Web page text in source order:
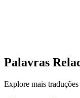
Palavras
Explore mais